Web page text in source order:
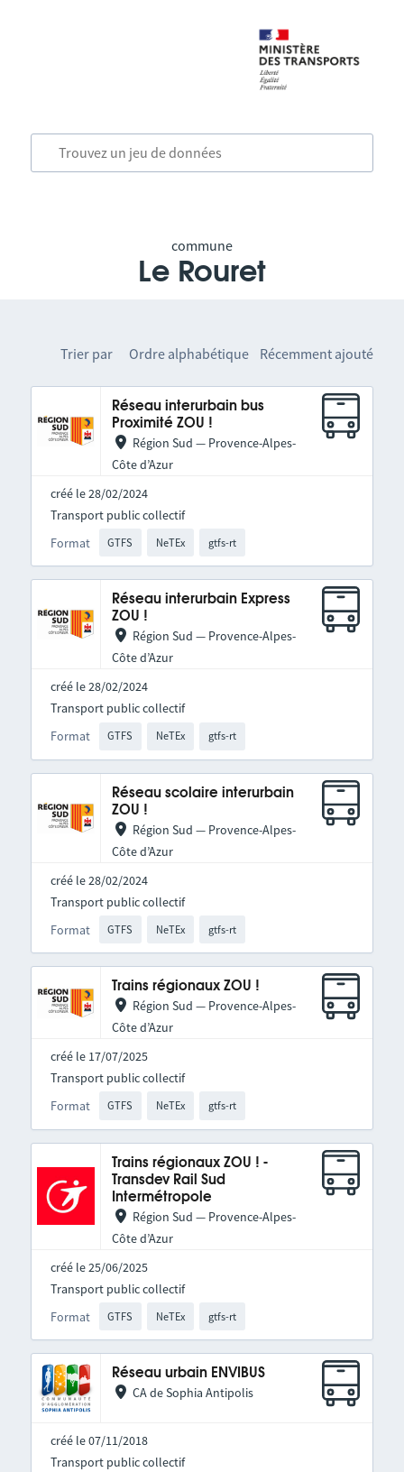
commune
Le Rouret
Trier par Ordre alphabétique Récemment ajouté
Réseau interurbain bus
Proximité ZOU !
Région Sud — Provence-Alpes-
Côte d’Azur
créé le 28/02/2024
Format GTFS NeTEx gtfs-rt
Transport public collectif
Réseau interurbain Express
ZOU !
Région Sud — Provence-Alpes-
Côte d’Azur
créé le 28/02/2024
Format GTFS NeTEx gtfs-rt
Transport public collectif
Réseau scolaire interurbain
ZOU !
Région Sud — Provence-Alpes-
Côte d’Azur
créé le 28/02/2024
Format GTFS NeTEx gtfs-rt
Transport public collectif
Trains régionaux ZOU !
Région Sud — Provence-Alpes-
Côte d’Azur
créé le 17/07/2025
Format GTFS NeTEx gtfs-rt
Transport public collectif
Trains régionaux ZOU ! -
Transdev Rail Sud
Intermétropole
Région Sud — Provence-Alpes-
Côte d’Azur
créé le 25/06/2025
Format GTFS NeTEx gtfs-rt
Transport public collectif
Réseau urbain ENVIBUS
CA de Sophia Antipolis
créé le 07/11/2018
Transport public collectif